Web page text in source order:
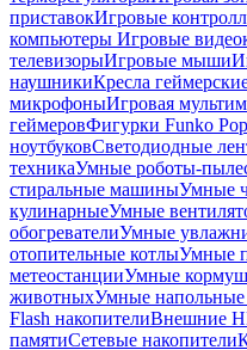
приставокИгровые
компьютеры Игровые
телевизорыИгровые мыши
наушникиКресла
микрофоныИгровая
геймеровФигурки Funko Pop
ноутбуковСветодиодные
техникаУмные роботы-
стиральные машиныУмные
кулинарныеУмные
обогревателиУмные
отопительные котлыУмные
метеостанцииУмные
животныхУмные напольные
Flash накопителиВнешние
памятиСетевые накопители